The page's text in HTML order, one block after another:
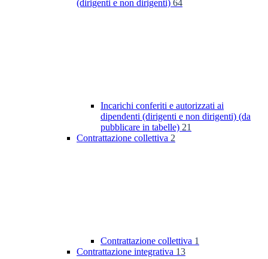
(dirigenti e non dirigenti) 64
Incarichi conferiti e autorizzati ai
dipendenti (dirigenti e non dirigenti) (da
pubblicare in tabelle) 21
Contrattazione collettiva 2
Contrattazione collettiva 1
Contrattazione integrativa 13